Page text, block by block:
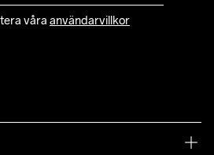
våra användarvillkor